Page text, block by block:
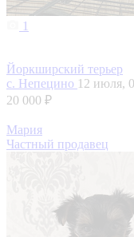
1
Йоркширский терьер
с. Непецино 12 июля,
20 000 ₽
Мария
Частный продавец